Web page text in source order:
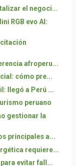
el negoci...
RGB evo AI:
afroperu...
cómo pre...
llegó a Perú ...
peruano
gestionar la
principales a...
requiere...
evitar fall...